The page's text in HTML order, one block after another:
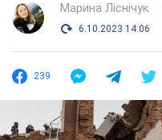
Марина Ліснічук
6.10.2023 14:06
239